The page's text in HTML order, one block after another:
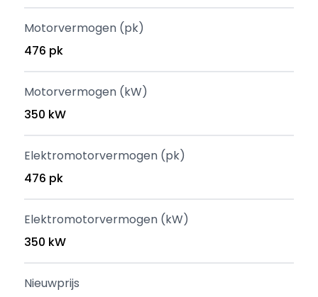
Motorvermogen (pk)
476 pk
Motorvermogen (kW)
350 kW
Elektromotorvermogen (pk)
476 pk
Elektromotorvermogen (kW)
350 kW
Nieuwprijs